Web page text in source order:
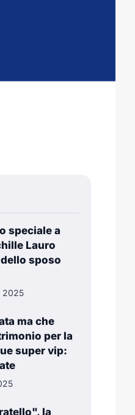
speciale a
Lauro
sposo
2025
ma che
per la
super vip:
la